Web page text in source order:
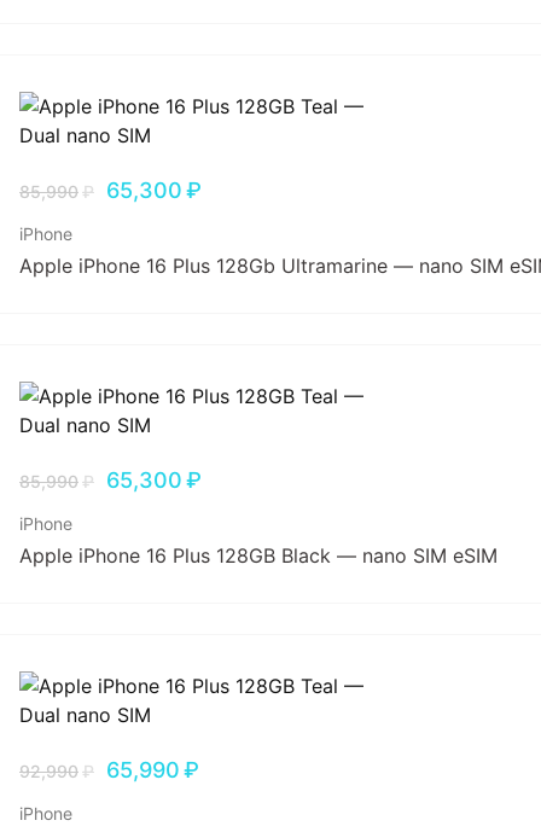
85,990₽ 65,300₽
iPhone
Apple iPhone 16 Plus 128Gb Ultramarine — nano SIM
85,990₽ 65,300₽
iPhone
Apple iPhone 16 Plus 128GB Black — nano SIM eSIM
92,990₽ 65,990₽
iPhone